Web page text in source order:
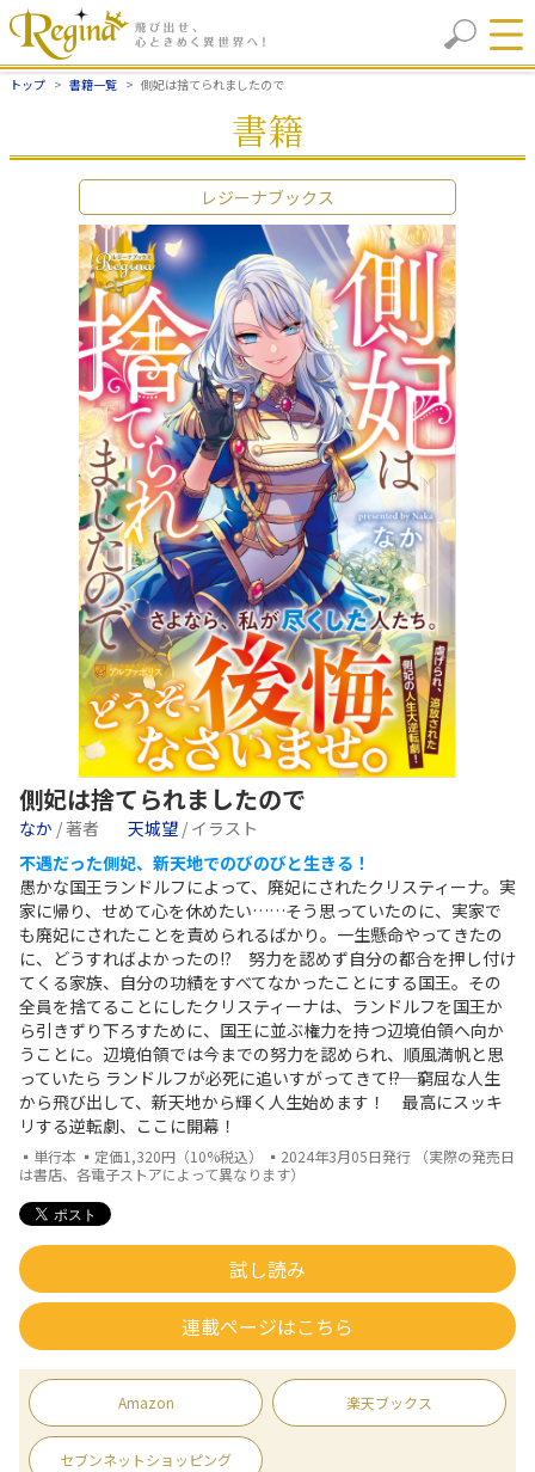
トップ 書籍一覧 側妃は捨てられましたので
書籍
レジーナブックス
側妃は捨てられましたので
なか / 著者 天城望 / イラスト
不遇だった側妃、新天地でのびのびと生きる！
愚かな国王ランドルフによって、廃妃にされたクリスティーナ。実
家に帰り、せめて心を休めたい……そう思っていたのに、実家で
も廃妃にされたことを責められるばかり。一生懸命やってきたの
に、どうすればよかったの!? 努力を認めず自分の都合を押し付け
てくる家族、自分の功績をすべてなかったことにする国王。その
全員を捨てることにしたクリスティーナは、ランドルフを国王か
ら引きずり下ろすために、国王に並ぶ権力を持つ辺境伯領へ向か
うことに。辺境伯領では今までの努力を認められ、順風満帆と思
っていたら ランドルフが必死に追いすがってきて――!? 窮屈な人生
から飛び出して、新天地から輝く人生始めます！ 最高にスッキ
リする逆転劇、ここに開幕！
▪単行本 ▪定価1,320円（10%税込） ▪2024年3月05日発行 （実際の発売日
は書店、各電子ストアによって異なります）
試し読み
連載ページはこちら
Amazon 楽天ブックス
セブンネットショッピング